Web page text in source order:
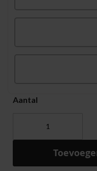
Aantal